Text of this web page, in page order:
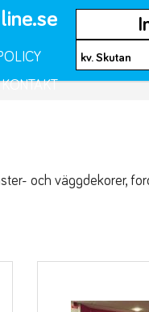
kv. Skutan
KONTAKT
och väggdekorer,